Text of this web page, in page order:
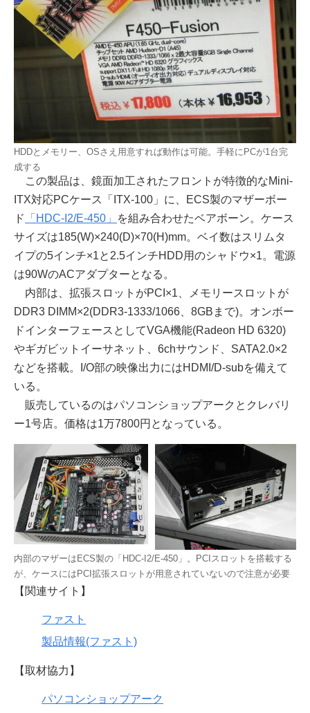
HDDとメモリー、OSさえ用意すれば動作は可能。手軽にPCが1台完
成する
この製品は、鏡面加工されたフロントが特徴的なMini-
ITX対応PCケース「ITX-100」に、ECS製のマザーボー
ド
「HDC-I2/E-450」
を組み合わせたベアボーン。ケース
サイズは185(W)×240(D)×70(H)mm。ベイ数はスリムタ
イプの5インチ×1と2.5インチHDD用のシャドウ×1。電源
は90WのACアダプターとなる。
内部は、拡張スロットがPCI×1、メモリースロットが
DDR3 DIMM×2(DDR3-1333/1066、8GBまで)。オンボー
ドインターフェースとしてVGA機能(Radeon HD 6320)
やギガビットイーサネット、6chサウンド、SATA2.0×2
などを搭載。I/O部の映像出力にはHDMI/D-subを備えて
いる。
販売しているのはパソコンショップアークとクレバリ
ー1号店。価格は1万7800円となっている。
内部のマザーはECS製の「HDC-I2/E-450」。PCIスロットを搭載する
が、ケースにはPCI拡張スロットが用意されていないので注意が必要
【関連サイト】
ファスト
製品情報(ファスト)
【取材協力】
パソコンショップアーク